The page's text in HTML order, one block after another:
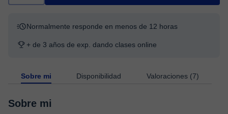
Normalmente responde en menos de 12 horas
+ de 3 años de exp. dando clases online
Sobre mi Disponibilidad Valoraciones (7)
Sobre mi